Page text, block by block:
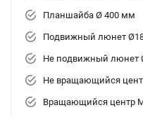
Планшайба Ø 400 мм
Подвижный люнет
Не подвижный люнет
Не вращающийся
Вращающийся центр